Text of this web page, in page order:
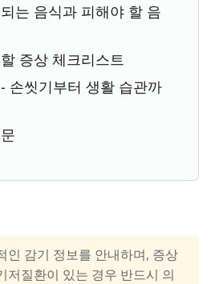
는 음식과 피해야 할 음
증상 체크리스트
손씻기부터 생활 습관까
인 감기 정보를 안내하며, 증상
저질환이 있는 경우 반드시 의